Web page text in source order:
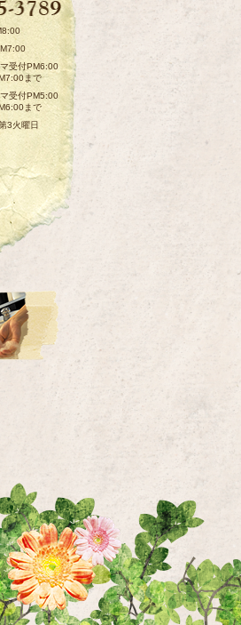
受付PM6:00
まで
受付PM5:00
まで
3火曜日